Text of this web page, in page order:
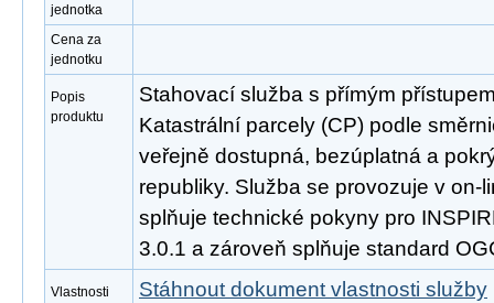
jednotka
Cena za
jednotku
Popis
produktu
Stahovací služba s přímým
Katastrální parcely (CP) podle
veřejně dostupná, bezúplatná a
republiky. Služba se provozuje v on-
splňuje technické pokyny pro
3.0.1 a zároveň splňuje standard
Vlastnosti
Stáhnout dokument vlastnosti služby